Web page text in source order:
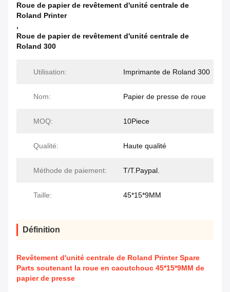
Roue de papier de revêtement d'unité centrale de
Roland Printer
,
Roue de papier de revêtement d'unité centrale de
Roland 300
Utilisation: Imprimante de Roland 300
Nom: Papier de presse de roue
MOQ: 10Piece
Qualité: Haute qualité
Méthode de paiement: T/T.Paypal.
Taille: 45*15*9MM
Définition
Revêtement d'unité centrale de Roland Printer Spare
Parts soutenant la roue en caoutchouc 45*15*9MM de
papier de presse